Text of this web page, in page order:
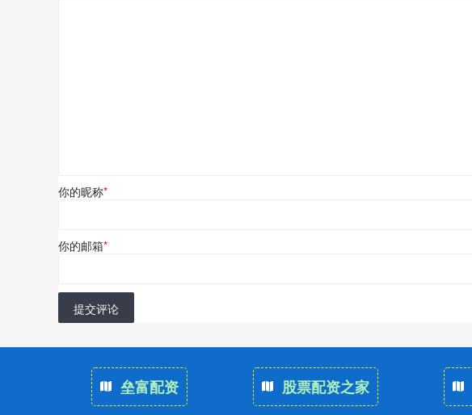
你的昵称*
你的邮箱*
提交评论
垒富配资 股票配资之家